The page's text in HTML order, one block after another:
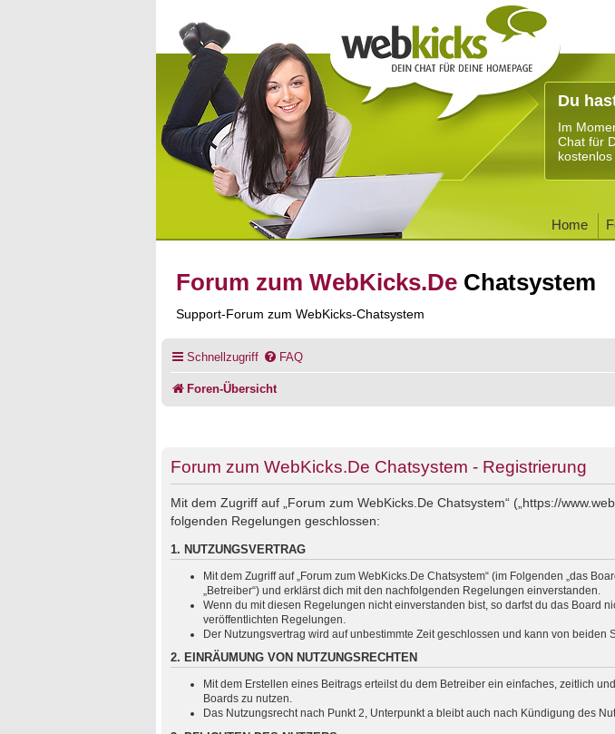
Du
Im
Chat für
Home
Forum zum WebKicks.De Chatsystem
Support-Forum zum WebKicks-Chatsystem
Schnellzugriff FAQ
Foren-Übersicht
Forum zum WebKicks.De Chatsystem - Registrierung
Mit dem Zugriff auf „Forum zum WebKicks.De Chatsystem“ („https://
folgenden Regelungen geschlossen:
1. NUTZUNGSVERTRAG
Mit dem Zugriff auf „Forum zum WebKicks.De Chatsystem“ (im Folgenden „das
„Betreiber“) und erklärst dich mit den nachfolgenden Regelungen einverstanden.
Wenn du mit diesen Regelungen nicht einverstanden bist, so darfst du das Board
veröffentlichten Regelungen.
Der Nutzungsvertrag wird auf unbestimmte Zeit geschlossen und kann von
2. EINRÄUMUNG VON NUTZUNGSRECHTEN
Mit dem Erstellen eines Beitrags erteilst du dem Betreiber ein einfaches, zeitlich
Boards zu nutzen.
Das Nutzungsrecht nach Punkt 2, Unterpunkt a bleibt auch nach Kündigung des